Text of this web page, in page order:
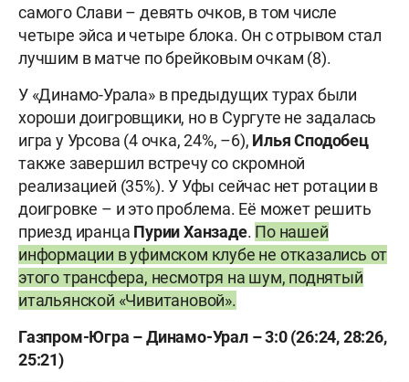
самого Слави – девять очков, в том числе
четыре эйса и четыре блока. Он с отрывом стал
лучшим в матче по брейковым очкам (8).
У «Динамо-Урала» в предыдущих турах были
хороши доигровщики, но в Сургуте не задалась
игра у Урсова (4 очка, 24%, –6), Илья Сподобец
также завершил встречу со скромной
реализацией (35%). У Уфы сейчас нет ротации в
доигровке – и это проблема. Её может решить
приезд иранца Пурии Ханзаде. По нашей
информации в уфимском клубе не отказались от
этого трансфера, несмотря на шум, поднятый
итальянской «Чивитановой».
Газпром-Югра – Динамо-Урал – 3:0 (26:24, 28:26,
25:21)